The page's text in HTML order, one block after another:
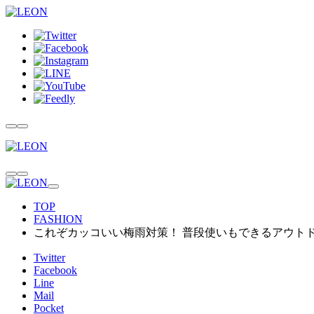
TOP
FASHION
これぞカッコいい梅雨対策！ 普段使いもできるアウト
Twitter
Facebook
Line
Mail
Pocket